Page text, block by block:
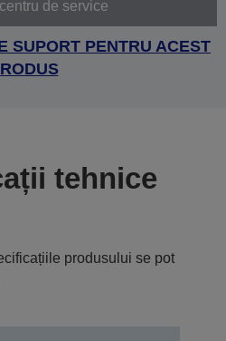
de service
SUPORT PENTRU ACEST
tehnice
produsului se pot